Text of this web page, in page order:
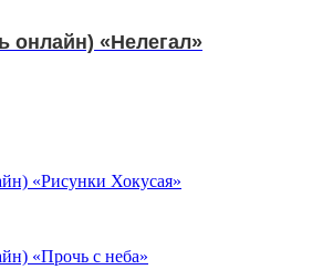
онлайн) «Нелегал»
«Рисунки Хокусая»
«Прочь с неба»